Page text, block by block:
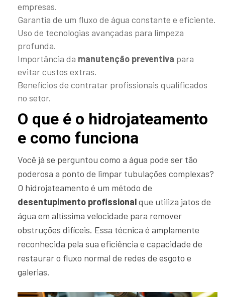
empresas.
Garantia de um fluxo de água constante e eficiente.
Uso de tecnologias avançadas para limpeza
profunda.
Importância da manutenção preventiva para
evitar custos extras.
Benefícios de contratar profissionais qualificados
no setor.
O que é o hidrojateamento
e como funciona
Você já se perguntou como a água pode ser tão
poderosa a ponto de limpar tubulações complexas?
O hidrojateamento é um método de
desentupimento profissionalque utiliza jatos de
água em altíssima velocidade para remover
obstruções difíceis. Essa técnica é amplamente
reconhecida pela sua eficiência e capacidade de
restaurar o fluxo normal de redes de esgoto e
galerias.